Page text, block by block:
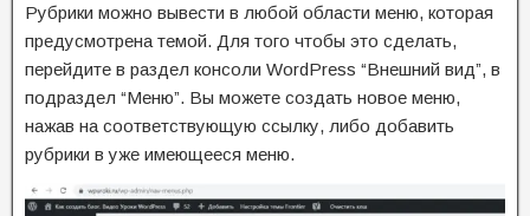
Рубрики можно вывести в любой области меню, которая
предусмотрена темой. Для того чтобы это сделать,
перейдите в раздел консоли WordPress “Внешний вид”, в
подраздел “Меню”. Вы можете создать новое меню,
нажав на соответствующую ссылку, либо добавить
рубрики в уже имеющееся меню.